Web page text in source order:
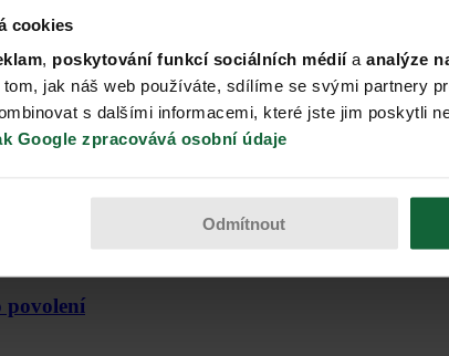
cookies
, poskytování funkcí sociálních médiía analýze
tom, jak náš web používáte, sdílíme se svými partnery
s dalšími informacemi, které jste jim poskytli
Google zpracovává osobní údaje
Odmítnout
povolení